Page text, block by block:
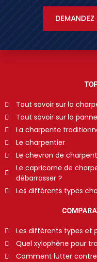
Tout savoir sur la
Tout savoir sur la
La charpente
Le charpentier
Le chevron de
Le capricorne de
débarrasser ?
Les différents types
Les différents types et
Quel xylophène pour
Comment lutter